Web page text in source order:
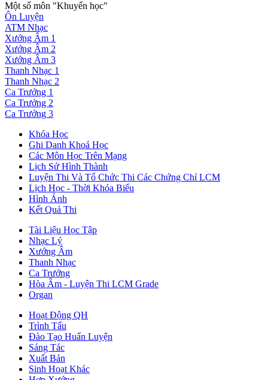
Một số môn "Khuyến học"
Ôn Luyện
ATM Nhạc
Xướng Âm 1
Xướng Âm 2
Xướng Âm 3
Thanh Nhạc 1
Thanh Nhạc 2
Ca Trưởng 1
Ca Trưởng 2
Ca Trưởng 3
Khóa Học
Ghi Danh Khoá Học
Các Môn Học Trên Mạng
Lịch Sử Hình Thành
Luyện Thi Và Tổ Chức Thi Các Chứng Chỉ LCM
Lịch Học - Thời Khóa Biểu
Hình Ảnh
Kết Quả Thi
Tài Liệu Học Tập
Nhạc Lý
Xướng Âm
Thanh Nhạc
Ca Trưởng
Hòa Âm - Luyện Thi LCM Grade
Organ
Hoạt Động QH
Trình Tấu
Đào Tạo Huấn Luyện
Sáng Tác
Xuất Bản
Sinh Hoạt Khác